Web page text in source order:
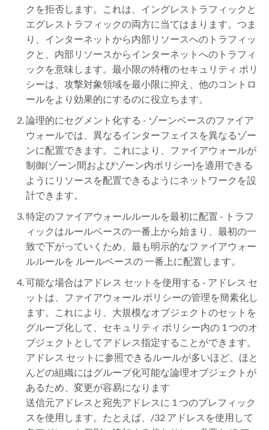
クを拒否します。これは、イングレストラフィックと
エグレストラフィックの両方に当てはまります。つま
り、インターネットから内部リソースへのトラフィッ
クと、内部リソースからインターネットへのトラフィ
ックを意味します。最小限の特権のセキュリティ ポリ
シーは、攻撃対象領域を最小限に抑え、他のコントロ
ールをより効果的にするのに役立ちます。
論理的にセグメント化する - ゾーンベースのファイア
ウォールでは、異なるインターフェイスを異なるゾー
ンに配置できます。これにより、ファイアウォールが
制御(ゾーン間およびゾーン内ポリシー)を適用できる
ようにリソースを配置できるようにネットワークを設
計できます。
特定のファイアウォールルールを最初に配置 - トラフ
ィックはルールベースの一番上から始まり、最初の一
致で下がっていくため、最も明示的なファイアウォー
ルルールを ルールベースの一番上に配置します。
可能な場合はアドレス セットを使用する - アドレス セ
ットは、ファイアウォール ポリシーの管理を簡素化し
ます。これにより、大規模なオブジェクトのセットを
グループ化して、セキュリティ ポリシー内の 1 つのオ
ブジェクトとしてアドレス指定することができます。
アドレス セットに参照できるルールが多いほど、ほと
んどの組織にはグループ化可能な論理オブジェクトが
あるため、変更が容易になります
送信元アドレスと宛先アドレスに 1 つのプレフィック
スを使用します。たとえば、/32 アドレスを使用して